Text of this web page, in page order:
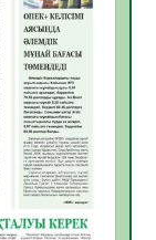
30
31
етті
41